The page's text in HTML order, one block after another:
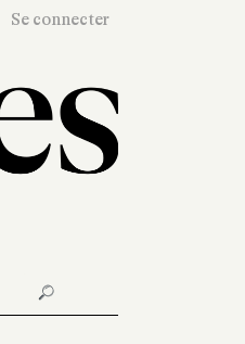
Se connecter
🔎